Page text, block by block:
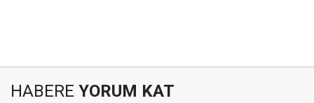
HABERE YORUM KAT